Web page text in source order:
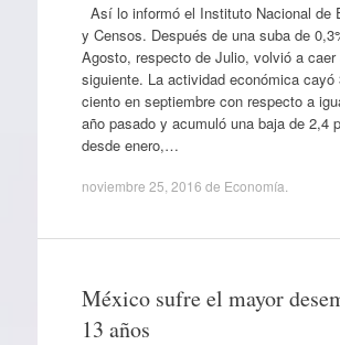
Así lo informó el Instituto Nacional de
y Censos. Después de una suba de
Agosto, respecto de Julio, volvió a caer
siguiente. La actividad económica cayó
ciento en septiembre con respecto a
año pasado y acumuló una baja de 2,4
desde enero,…
noviembre 25, 2016 de Economía
México sufre el mayor
13 años